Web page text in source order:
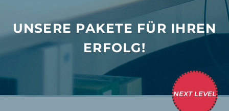
UNSERE PAKETE FÜR IHREN
ERFOLG!​
NEXT LEVEL